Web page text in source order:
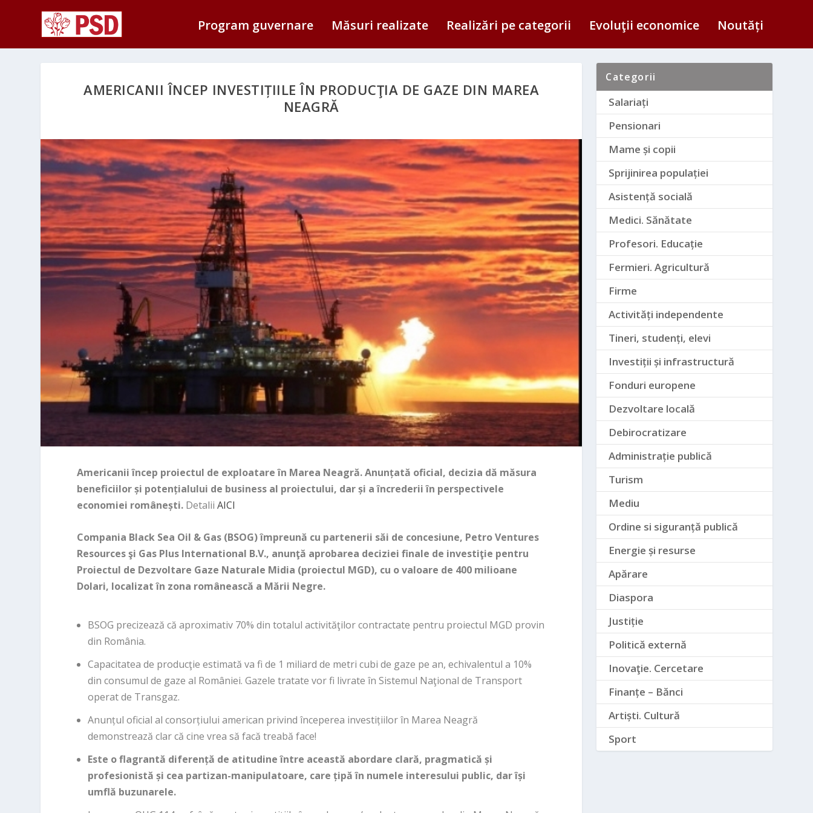
Program guvernare Măsuri realizate Realizări pe categorii Evoluţii economice Noutăți
AMERICANII ÎNCEP INVESTIȚIILE ÎN PRODUCŢIA DE GAZE DIN MAREA
NEAGRĂ
Americanii încep proiectul de exploatare în Marea Neagră. Anunțată oficial, decizia dă măsura
beneficiilor și potențialului de business al proiectului, dar și a încrederii în perspectivele
economiei românești. DetaliiAICI
Compania Black Sea Oil & Gas (BSOG) împreună cu partenerii săi de concesiune, Petro Ventures
Resources şi Gas Plus International B.V., anunţă aprobarea deciziei finale de investiţie pentru
Proiectul de Dezvoltare Gaze Naturale Midia (proiectul MGD), cu o valoare de 400 milioane
Dolari, localizat în zona românească a Mării Negre.
BSOG precizează că aproximativ 70% din totalul activităţilor contractate pentru proiectul MGD provin
din România.
Capacitatea de producţie estimată va fi de 1 miliard de metri cubi de gaze pe an, echivalentul a 10%
din consumul de gaze al României. Gazele tratate vor fi livrate în Sistemul Naţional de Transport
operat de Transgaz.
Anunțul oficial al consorțiului american privind începerea investițiilor în Marea Neagră
demonstrează clar că cine vrea să facă treabă face!
Este o flagrantă diferență de atitudine între această abordare clară, pragmatică și
profesionistă și cea partizan-manipulatoare, care țipă în numele interesului public, dar își
umflă buzunarele.
Categorii
Salariați
Pensionari
Mame și copii
Sprijinirea populației
Asistență socială
Medici. Sănătate
Profesori. Educație
Fermieri. Agricultură
Firme
Activități independente
Tineri, studenți, elevi
Investiții și infrastructură
Fonduri europene
Dezvoltare locală
Debirocratizare
Administrație publică
Turism
Mediu
Ordine si siguranță publică
Energie și resurse
Apărare
Diaspora
Justiție
Politică externă
Inovaţie. Cercetare
Finanțe – Bănci
Artiști. Cultură
Sport